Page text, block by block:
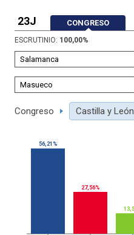
23J CONGRESO
ESCRUTINIO: 100,00%
Congreso Castilla y León
56,21%
27,56%